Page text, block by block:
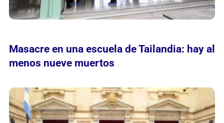
Masacre en una escuela de Tailandia: hay al
menos nueve muertos